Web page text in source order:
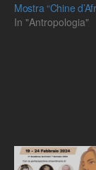
Mostra “Chine
In "Antropologia"